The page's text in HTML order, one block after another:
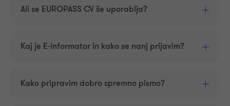
Ali se EUROPASS CV še uporablja?
Kaj je E-informator in kako se nanj prijavim?
Kako pripravim dobro spremno pismo?